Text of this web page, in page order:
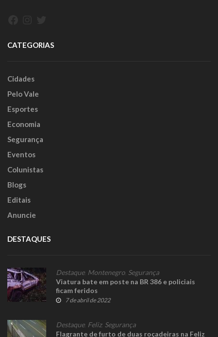
CATEGORIAS
Cidades
Pelo Vale
Esportes
Economia
Segurança
Eventos
Colunistas
Blogs
Editais
Anuncie
DESTAQUES
Destaque, Montenegro Segurança
Viatura bate em poste na BR 386 e policiais
ficam feridos
7 de abril de 2022
Destaque, Feliz, Segurança
Flagrante de furto de duas roçadeiras na Feliz